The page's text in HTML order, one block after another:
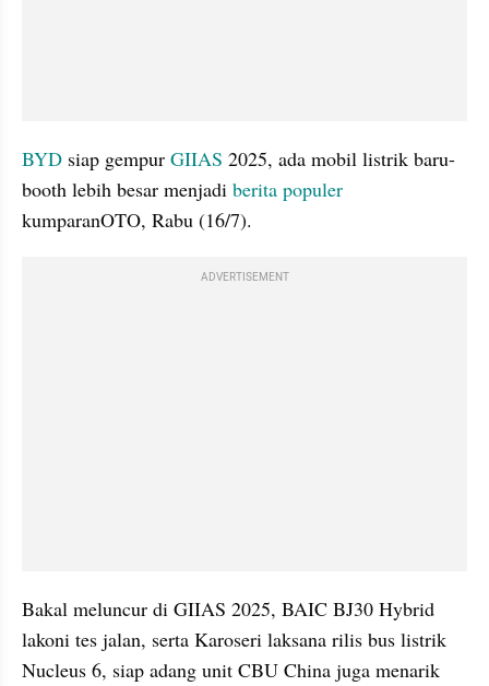
BYD siap gempur GIIAS 2025, ada mobil listrik baru-
booth lebih besar menjadi berita populer
kumparanOTO, Rabu (16/7).
ADVERTISEMENT
Bakal meluncur di GIIAS 2025, BAIC BJ30 Hybrid
lakoni tes jalan, serta Karoseri laksana rilis bus listrik
Nucleus 6, siap adang unit CBU China juga menarik